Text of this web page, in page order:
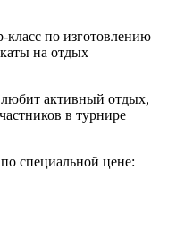
класс по изготовлению
на отдых
активный отдых,
в турнире
специальной цене: